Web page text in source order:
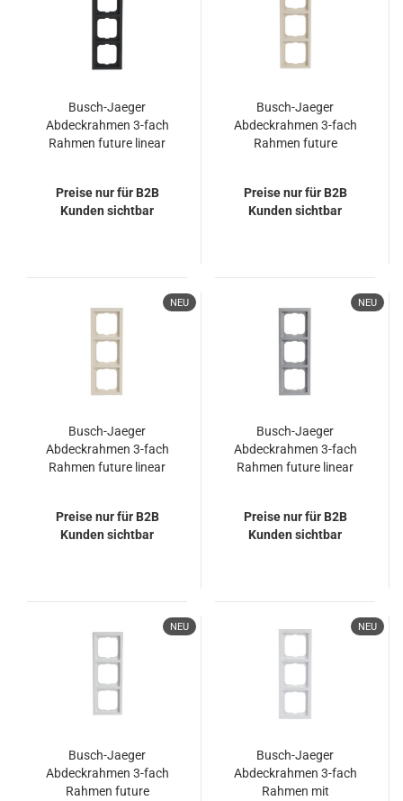
Busch-Jaeger
Abdeckrahmen 3-fach
Rahmen future linear
Preise nur für B2B
Kunden sichtbar
Busch-Jaeger
Abdeckrahmen 3-fach
Rahmen future
Preise nur für B2B
Kunden sichtbar
NEU
Busch-Jaeger
Abdeckrahmen 3-fach
Rahmen future linear
Preise nur für B2B
Kunden sichtbar
NEU
Busch-Jaeger
Abdeckrahmen 3-fach
Rahmen future linear
Preise nur für B2B
Kunden sichtbar
NEU
Busch-Jaeger
Abdeckrahmen 3-fach
Rahmen future
NEU
Busch-Jaeger
Abdeckrahmen 3-fach
Rahmen mit